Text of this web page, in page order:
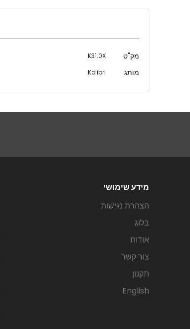
מידע
נוסף
מק"ט K31.0X
מותג Kolibri
מידע שימושי
הצהרת נגישות
בלוג
אודות
צור קשר
תקנון
English